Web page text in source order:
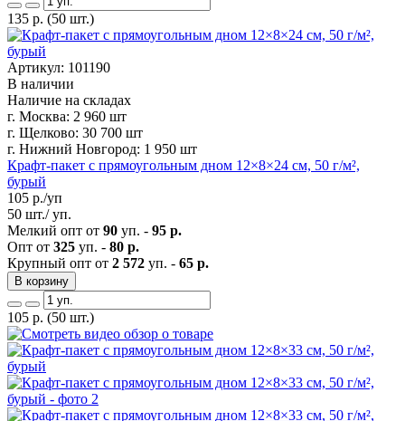
135 р. (50 шт.)
Артикул: 101190
В наличии
Наличие на складах
г. Москва: 2 960 шт
г. Щелково: 30 700 шт
г. Нижний Новгород: 1 950 шт
Крафт-пакет с прямоугольным дном 12×8×24 см, 50 г/м²,
бурый
105 р./уп
50 шт./ уп.
Мелкий опт от 90 уп. - 95 р.
Опт от 325 уп. - 80 р.
Крупный опт от 2 572 уп. - 65 р.
В корзину
105 р. (50 шт.)